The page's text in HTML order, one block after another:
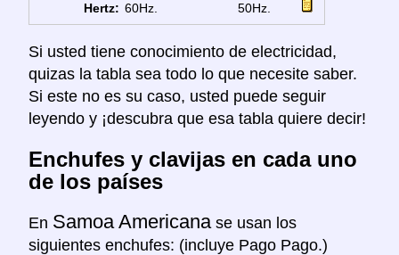
Hertz: 60Hz. 50Hz.
Si usted tiene conocimiento de electricidad,
quizas la tabla sea todo lo que necesite saber.
Si este no es su caso, usted puede seguir
leyendo y ¡descubra que esa tabla quiere decir!
Enchufes y clavijas en cada uno
de los países
En Samoa Americana se usan los
siguientes enchufes: (incluye Pago Pago.)